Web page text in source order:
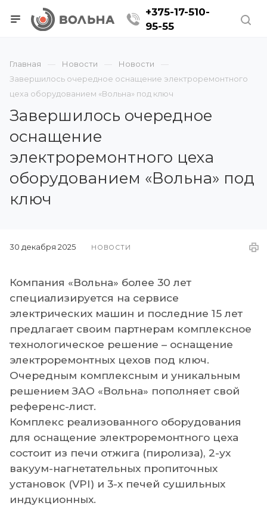
+375-17-510-
95-55
Главная Новости
Новости
Завершилось очередное оснащение электроремонтного
цеха оборудованием «Вольна» под ключ
Завершилось очередное
оснащение
электроремонтного цеха
оборудованием «Вольна» под
ключ
30 декабря 2025 НОВОСТИ
Компания «Вольна» более 30 лет
специализируется на сервисе
электрических машин и последние 15 лет
предлагает своим партнерам комплексное
технологическое решение – оснащение
электроремонтных цехов под ключ.
Очередным комплексным и уникальным
решением ЗАО «Вольна» пополняет свой
референс-лист.
Комплекс реализованного оборудования
для оснащение электроремонтного цеха
состоит из печи отжига (пиролиза), 2-ух
вакуум-нагнетательных пропиточных
установок (VPI) и 3-х печей сушильных
индукционных.